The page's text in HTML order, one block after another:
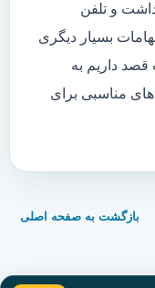
و تلفن
بسیار دیگری
قصد داریم به
مناسبی برای
بازگشت به صفحه اصلی